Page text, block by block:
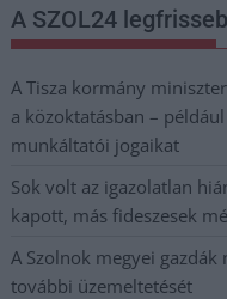
A SZOL24
A Tisza kormány
a közoktatásban –
munkáltatói jogaikat
Sok volt az igazolatlan
kapott, más fideszesek
A Szolnok megyei gazdák
további üzemeltetését